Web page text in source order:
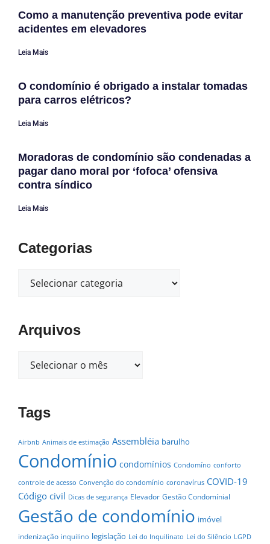
Como a manutenção preventiva pode evitar
acidentes em elevadores
Leia Mais
O condomínio é obrigado a instalar tomadas
para carros elétricos?
Leia Mais
Moradoras de condomínio são condenadas a
pagar dano moral por ‘fofoca’ ofensiva
contra síndico
Leia Mais
Categorias
Arquivos
Tags
Airbnb Animais de estimação Assembléia barulho
Condomínio condomínios Condomíno conforto
controle de acesso Convenção do condomínio coronavírus COVID-19
Código civil Dicas de segurança Elevador Gestão Condomínial
Gestão de condomínio imóvel
indenização inquilino legislação Lei do Inquilinato Lei do Silêncio LGPD